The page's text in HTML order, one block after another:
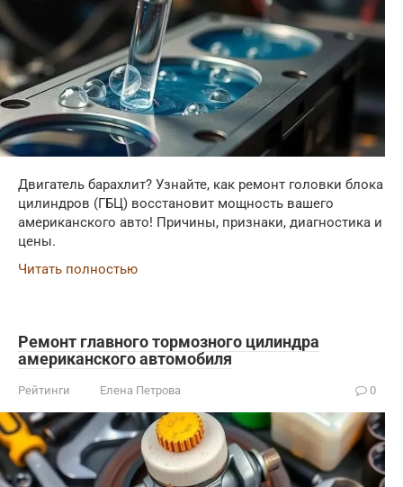
Двигатель барахлит? Узнайте, как ремонт головки блока
цилиндров (ГБЦ) восстановит мощность вашего
американского авто! Причины, признаки, диагностика и
цены.
Читать полностью
Ремонт главного тормозного цилиндра
американского автомобиля
Рейтинги Елена Петрова 0